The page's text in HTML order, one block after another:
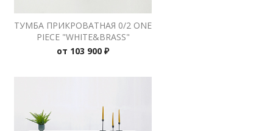
ТУМБА ПРИКРОВАТНАЯ 0/2 ONE
PIECE "WHITE&BRASS"
от 103 900 ₽